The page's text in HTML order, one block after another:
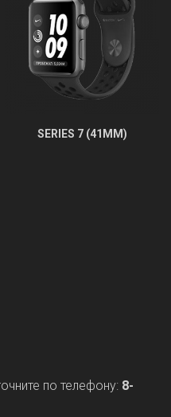
SERIES 7 (41MM)
по телефону: 8-